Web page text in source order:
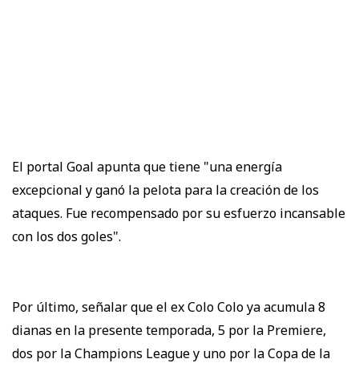
El portal Goal apunta que tiene "una energía
excepcional y ganó la pelota para la creación de los
ataques. Fue recompensado por su esfuerzo incansable
con los dos goles".
Por último, señalar que el ex Colo Colo ya acumula 8
dianas en la presente temporada, 5 por la Premiere,
dos por la Champions League y uno por la Copa de la